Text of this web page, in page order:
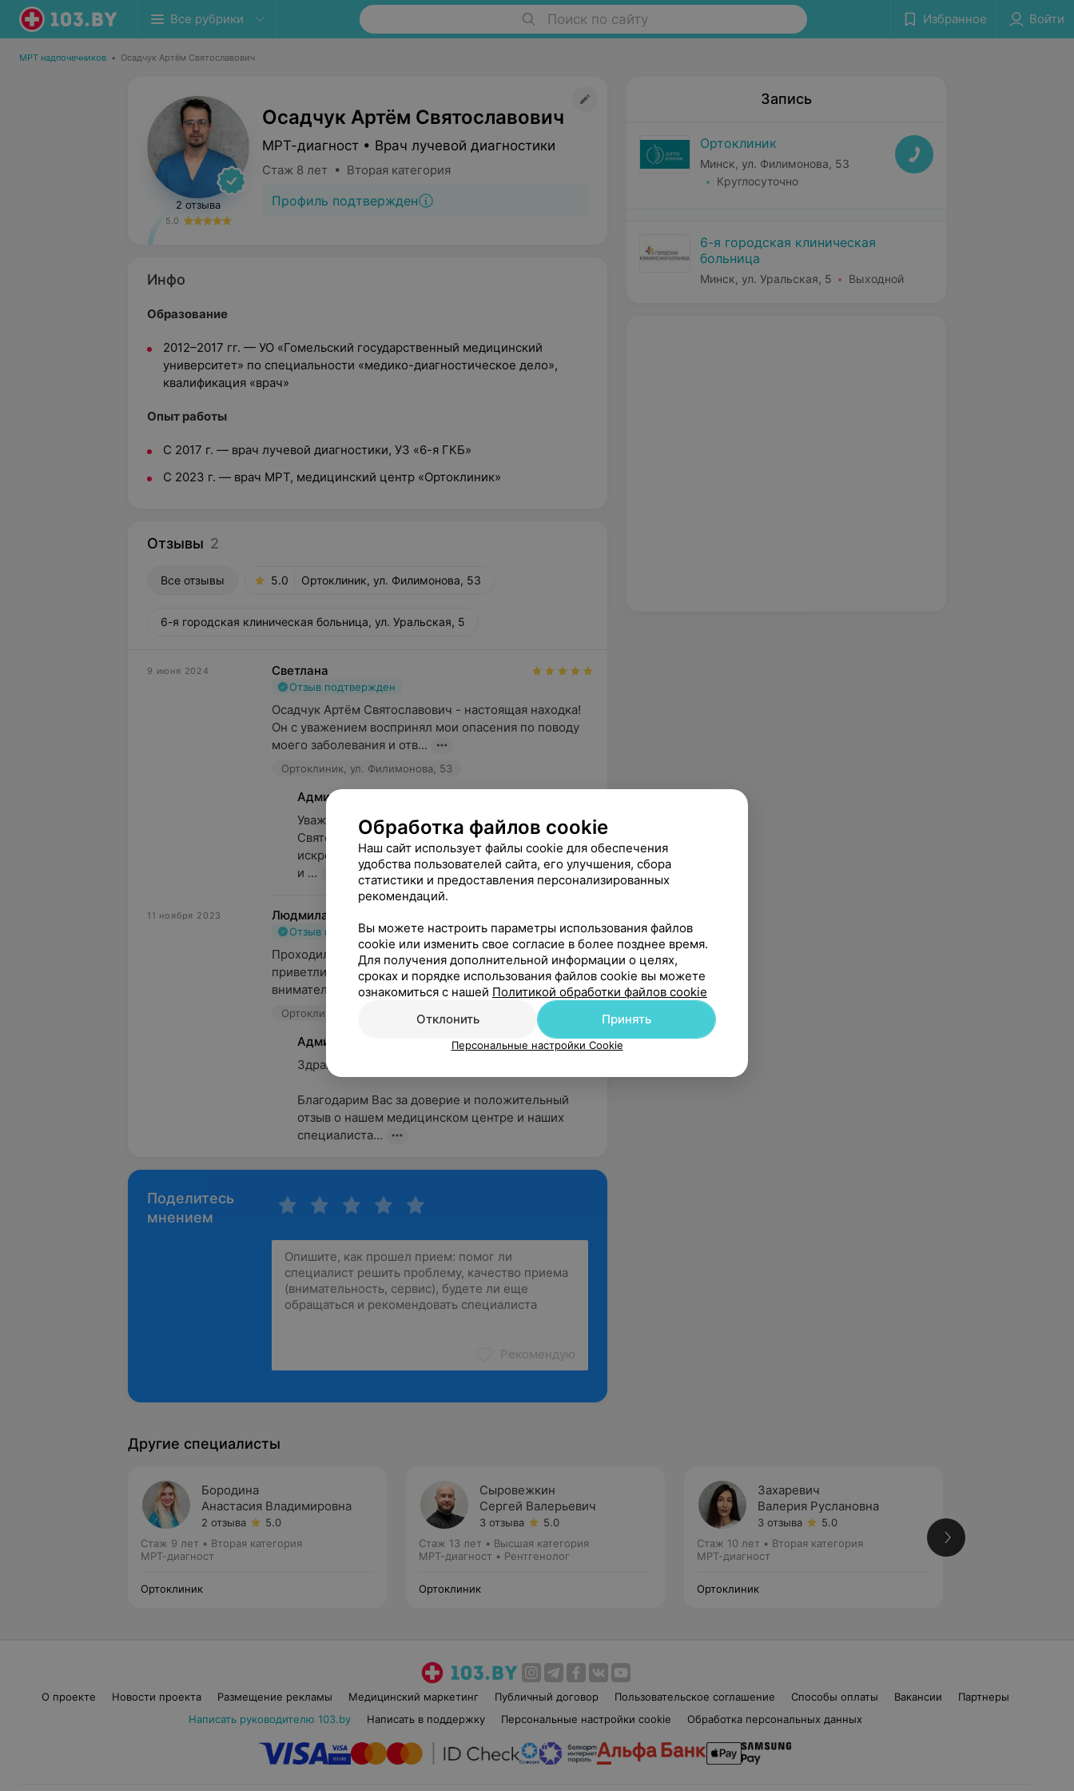
Все рубрики Поиск по сайту Избранное Войти
МРТ надпочечников • Осадчук Артём Святославович
2 отзыва
5.0
Осадчук Артём Святославович
МРТ-диагност • Врач лучевой диагностики
Стаж 8 лет • Вторая категория
Профиль подтвержден
Инфо
Образование
2012–2017 гг. — УО «Гомельский государственный медицинский
университет» по специальности «медико-диагностическое дело»,
квалификация «врач»
Опыт работы
С 2017 г. — врач лучевой диагностики, УЗ «6-я ГКБ»
С 2023 г. — врач МРТ, медицинский центр «Ортоклиник»
Отзывы 2
Все отзывы 5.0 Ортоклиник, ул. Филимонова, 53
6-я городская клиническая больница, ул. Уральская, 5
9 июня 2024 Светлана
Отзыв подтвержден
Осадчук Артём Святославович - настоящая находка!
Он с уважением воспринял мои опасения по поводу
моего заболевания и отв...
Ортоклиник, ул. Филимонова, 53
Администрация
Уважаемая Светлана! От лица Артёма
Святославовича Осадчука, приносим Вам
искреннюю благодарность за оставленный отзыв
и ...
11 ноября 2023 Людмила Кабанова
Отзыв подтвержден
Проходила МРТ 11.11.2023. Осталась довольна,
приветливый персонал. Администраторы
внимательные Виктория и Анжелика.  Лаб...
Ортоклиник, ул. Филимонова, 53
Администрация
Здравствуйте, Людмила!
Благодарим Вас за доверие и положительный
отзыв о нашем медицинском центре и наших
специалиста...
Поделитесь
мнением
Рекомендую
Запись
Ортоклиник
Минск, ул. Филимонова, 53
Круглосуточно
6-я городская клиническая
больница
Минск, ул. Уральская, 5 Выходной
Другие специалисты
Бородина
Анастасия Владимировна
2 отзыва
5.0
Стаж 9 лет • Вторая категория
МРТ-диагност
Ортоклиник
Сыровежкин
Сергей Валерьевич
3 отзыва
5.0
Стаж 13 лет • Высшая категория
МРТ-диагност • Рентгенолог
Ортоклиник
Захаревич
Валерия Руслановна
3 отзыва
5.0
Стаж 10 лет • Вторая категория
МРТ-диагност
Ортоклиник
О проекте Новости проекта Размещение рекламы Медицинский маркетинг Публичный договор Пользовательское соглашение Способы оплаты Вакансии
Партнеры
Написать руководителю 103.by
Написать в поддержку Персональные настройки cookie Обработка персональных данных
Обработка файлов cookie
Наш сайт использует файлы cookie для обеспечения
удобства пользователей сайта, его улучшения, сбора
статистики и предоставления персонализированных
рекомендаций.
Вы можете настроить параметры использования файлов
cookie или изменить свое согласие в более позднее время.
Для получения дополнительной информации о целях,
сроках и порядке использования файлов cookie вы можете
ознакомиться с нашей Политикой обработки файлов cookie
Отклонить
Принять
Персональные настройки Cookie